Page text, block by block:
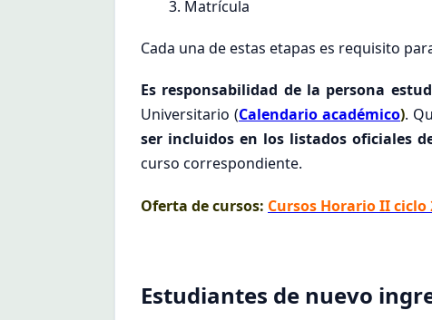
Matrícula
Cada una de estas etapas es requisito
Es responsabilidad de la persona
Universitario (Calendario académico).
ser incluidos en los listados oficiales
curso correspondiente.
Oferta de cursos: Cursos Horario II ciclo
Estudiantes de nuevo